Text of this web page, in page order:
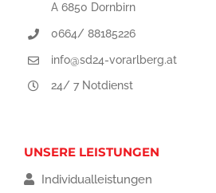
A 6850 Dornbirn
0664/ 88185226
info@sd24-vorarlberg.at
24/ 7 Notdienst
UNSERE LEISTUNGEN
Individualleistungen